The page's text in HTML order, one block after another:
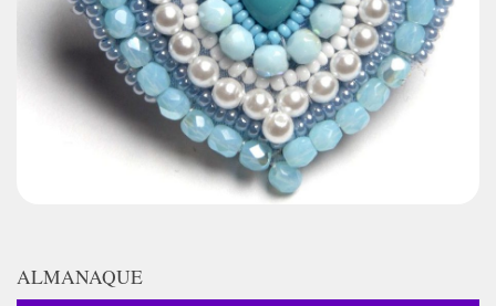
ALMANAQUE